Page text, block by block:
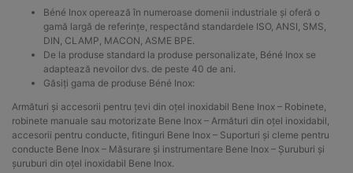
Béné Inox operează în numeroase domenii industriale și oferă o
gamă largă de referințe, respectând standardele ISO, ANSI, SMS,
DIN, CLAMP, MACON, ASME BPE.
De la produse standard la produse personalizate, Béné Inox se
adaptează nevoilor dvs. de peste 40 de ani.
Găsiți gama de produse Béné Inox:
Armături și accesorii pentru țevi din oțel inoxidabil Bene Inox – Robinete,
robinete manuale sau motorizate Bene Inox – Armături din oțel inoxidabil,
accesorii pentru conducte, fitinguri Bene Inox – Suporturi și cleme pentru
conducte Bene Inox – Măsurare și instrumentare Bene Inox – Șuruburi și
șuruburi din oțel inoxidabil Bene Inox.